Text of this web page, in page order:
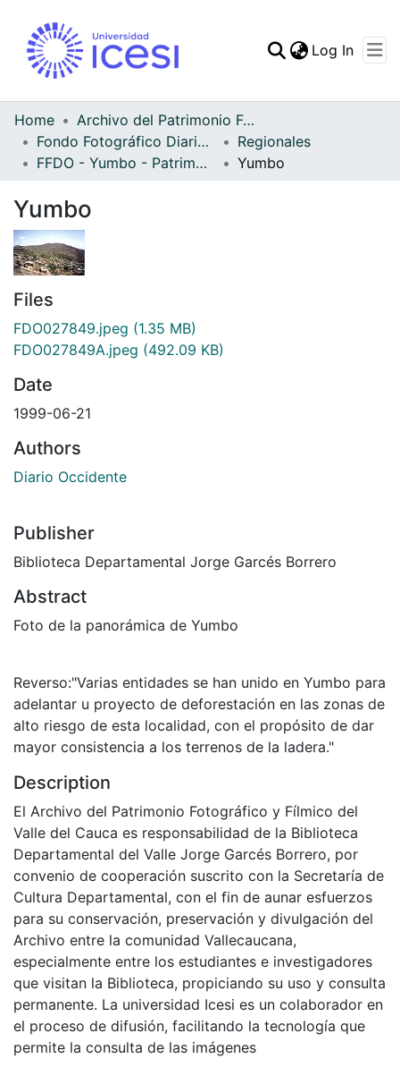
Statistics
Log In
Home
Archivo del Patrimonio Fotográfico y Fílmico del Valle del Cauca
Fondo Fotográfico Diario Occidente
Regionales
FFDO - Yumbo - Patrimonial
Yumbo
Yumbo
Files
FDO027849.jpeg (1.35 MB)
FDO027849A.jpeg (492.09 KB)
Date
1999-06-21
Authors
Diario Occidente
Publisher
Biblioteca Departamental Jorge Garcés Borrero
Abstract
Foto de la panorámica de Yumbo
Reverso:"Varias entidades se han unido en Yumbo para
adelantar u proyecto de deforestación en las zonas de
alto riesgo de esta localidad, con el propósito de dar
mayor consistencia a los terrenos de la ladera."
Description
El Archivo del Patrimonio Fotográfico y Fílmico del
Valle del Cauca es responsabilidad de la Biblioteca
Departamental del Valle Jorge Garcés Borrero, por
convenio de cooperación suscrito con la Secretaría de
Cultura Departamental, con el fin de aunar esfuerzos
para su conservación, preservación y divulgación del
Archivo entre la comunidad Vallecaucana,
especialmente entre los estudiantes e investigadores
que visitan la Biblioteca, propiciando su uso y consulta
permanente. La universidad Icesi es un colaborador en
el proceso de difusión, facilitando la tecnología que
permite la consulta de las imágenes